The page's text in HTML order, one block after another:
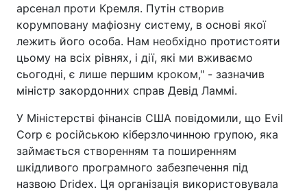
арсенал проти Кремля. Путін створив
корумповану мафіозну систему, в основі якої
лежить його особа. Нам необхідно протистояти
цьому на всіх рівнях, і дії, які ми вживаємо
сьогодні, є лише першим кроком," - зазначив
міністр закордонних справ Девід Ламмі.
У Міністерстві фінансів США повідомили, що Evil
Corp є російською кіберзлочинною групою, яка
займається створенням та поширенням
шкідливого програмного забезпечення під
назвою Dridex. Ця організація використовувала